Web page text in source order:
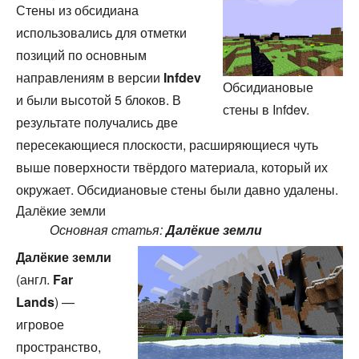
Обсидиановые
стены в Infdev.
Стены из обсидиана
использовались для отметки
позиций по основным
направлениям в версии Infdev
и были высотой 5 блоков. В
результате получались две
пересекающиеся плоскости, расширяющиеся чуть
выше поверхности твёрдого материала, который их
окружает. Обсидиановые стены были давно удалены.
Далёкие земли
Основная статья:Далёкие земли
Далёкие земли
(англ. Far
Lands) —
игровое
пространство,